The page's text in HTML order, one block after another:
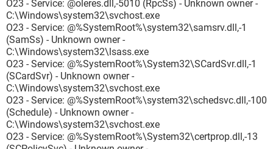
O23 - Service: @oleres.dll,-5010 (RpcSs) - Unknown owner -
C:\Windows\system32\svchost.exe
O23 - Service: @%SystemRoot%\system32\samsrv.dll,-1
(SamSs) - Unknown owner -
C:\Windows\system32\lsass.exe
O23 - Service: @%SystemRoot%\System32\SCardSvr.dll,-1
(SCardSvr) - Unknown owner -
C:\Windows\system32\svchost.exe
O23 - Service: @%SystemRoot%\system32\schedsvc.dll,-100
(Schedule) - Unknown owner -
C:\Windows\system32\svchost.exe
O23 - Service: @%SystemRoot%\System32\certprop.dll,-13